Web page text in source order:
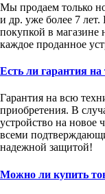
Мы продаем только
и др. уже более 7
покупкой в магазине
каждое проданное
Есть ли гарантия на
Гарантия на всю
приобретения. В
устройство на новое
всеми
надежной защитой!
Можно ли купить